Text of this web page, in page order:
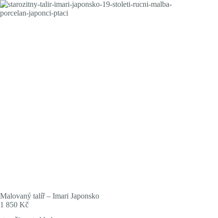
Skip
to
Malovaný talíř – Imari Japonsko
1 850 Kč